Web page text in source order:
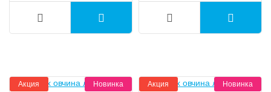
Акция Новинка Акция Новинка